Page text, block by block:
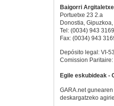
Baigorri
Portuetxe 23 2.a
Donostia, Gipuzkoa,
Tel: (0034) 943
Fax: (0034) 943
Depósito legal: VI-
Comission
Egile eskubideak -
GARA.net
deskargatzeko